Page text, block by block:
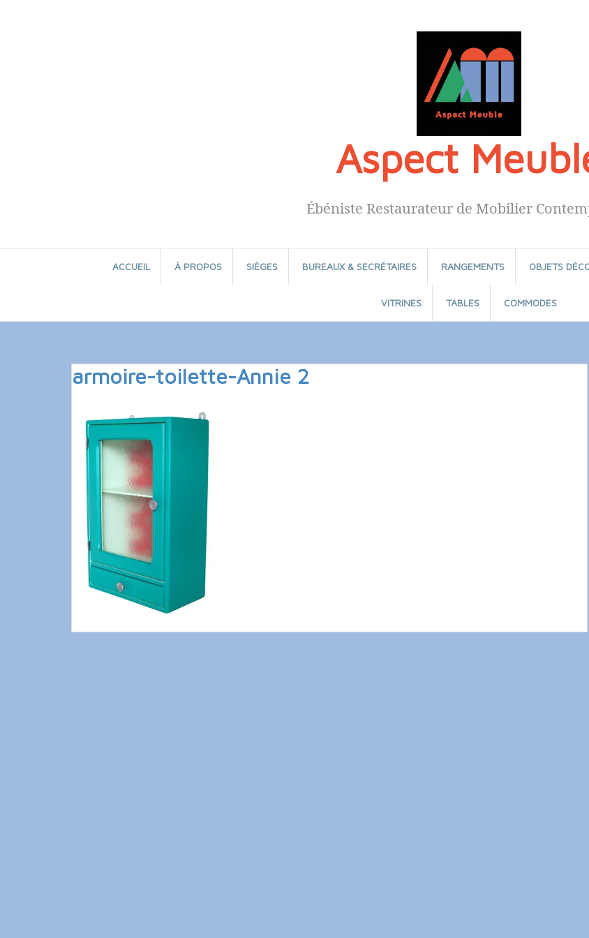
Aspect
Ébéniste Restaurateur de Mobilier
ACCUEIL À PROPOS SIÈGES BUREAUX & SECRÉTAIRES RANGEMENTS OBJETS
VITRINES TABLES COMMODES
armoire-toilette-Annie 2